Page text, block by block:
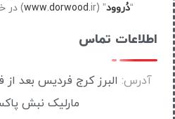
“دُروود” (
www.dorwood.ir) در خدمت گذاری آماده است.
اطلاعات تماس
آدرس: البرز کرج فردیس بعد از
مارلیک نبش